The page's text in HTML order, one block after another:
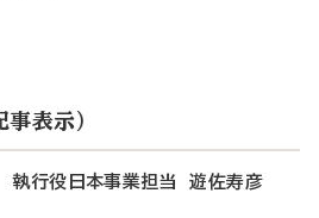
表示）
執行役日本事業担当 遊佐寿彦